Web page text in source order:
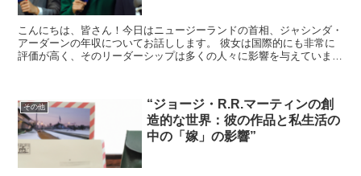
こんにちは、皆さん！今日はニュージーランドの首相、ジャシンダ・
アーダーンの年収についてお話しします。 彼女は国際的にも非常に
評価が高く、そのリーダーシップは多くの人々に影響を与えていま
その他
“ジョージ・R.R.マーティンの創
造的な世界：彼の作品と私生活の
中の「嫁」の影響”